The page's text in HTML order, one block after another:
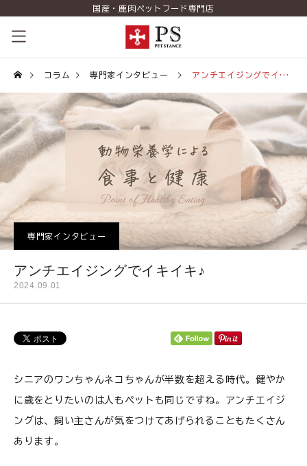
国産・鹿肉ペットフード専門店
ペットスタンスの歴史
コンセプト
商品一覧
コラム（PETSTANCE LIFE）
お知らせ
ご相談室
ショッピング
0120-40-1387
コラム 専門家インタビュー アンチエイジングでイキイキ♪
専門家インタビュー
アンチエイジングでイキイキ♪
2024.09.01
シニアのワンちゃんネコちゃんが半数を超える時代。健やか
に歳をとりたいのは人もペットも同じですね。アンチエイジ
ングは、飼い主さんが気をつけてあげられることもたくさん
あります。